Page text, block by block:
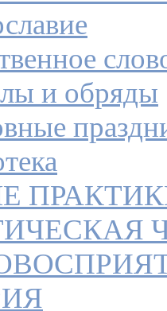
и обряды